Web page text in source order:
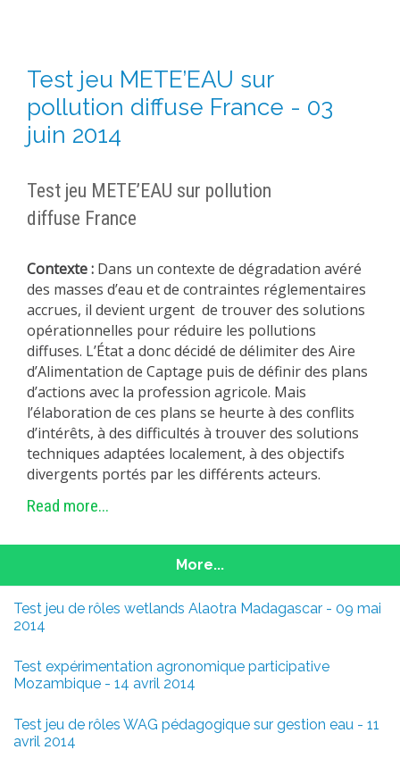
Test jeu METE’EAU sur
pollution diffuse France - 03
juin 2014
Test jeu METE’EAU sur pollution
diffuse France
Contexte : Dans un contexte de dégradation avéré
des masses d’eau et de contraintes réglementaires
accrues, il devient urgent de trouver des solutions
opérationnelles pour réduire les pollutions
diffuses. L’État a donc décidé de délimiter des Aire
d’Alimentation de Captage puis de définir des plans
d’actions avec la profession agricole. Mais
l’élaboration de ces plans se heurte à des conflits
d’intérêts, à des difficultés à trouver des solutions
techniques adaptées localement, à des objectifs
divergents portés par les différents acteurs.
Read more...
More...
Test jeu de rôles wetlands Alaotra Madagascar - 09 mai
2014
Test expérimentation agronomique participative
Mozambique - 14 avril 2014
Test jeu de rôles WAG pédagogique sur gestion eau - 11
avril 2014